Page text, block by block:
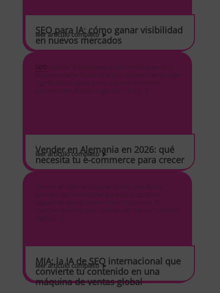
SEO para IA: cómo ganar visibilidad
en nuevos mercados
SEO para IA: la búsqueda ya no termina en una
lista de enlaces Durante años, competir en Google
significaba trabajar para aparecer entre los
primeros resultados orgánicos. Esa […]
leer artículo completo
Vender en Alemania en 2026: qué
necesita tu e-commerce para crecer
Vender en Alemania sigue siendo una de las
grandes oportunidades para las empresas
españolas que quieren crecer en Europa. El
tamaño del mercado, la madurez del consumidor
digital […]
leer artículo completo
MIA: la IA de SEO internacional que
convierte tu contenido en una
máquina de ventas global
leer artículo completo